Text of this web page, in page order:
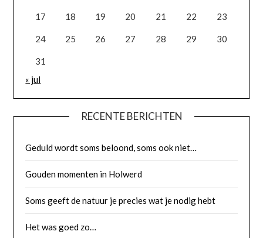
17 18 19 20 21 22 23
24 25 26 27 28 29 30
31
« jul
RECENTE BERICHTEN
Geduld wordt soms beloond, soms ook niet…
Gouden momenten in Holwerd
Soms geeft de natuur je precies wat je nodig hebt
Het was goed zo…